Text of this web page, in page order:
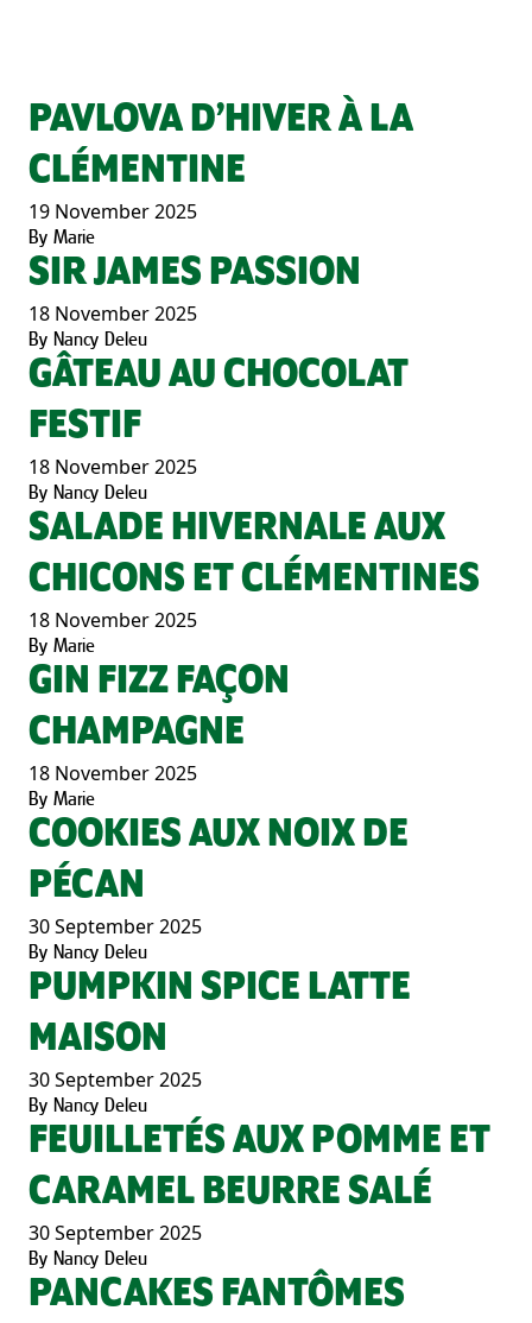
PAVLOVA D’HIVER À LA
CLÉMENTINE
19 November 2025
By Marie
SIR JAMES PASSION
18 November 2025
By Nancy Deleu
GÂTEAU AU CHOCOLAT
FESTIF
18 November 2025
By Nancy Deleu
SALADE HIVERNALE AUX
CHICONS ET CLÉMENTINES
18 November 2025
By Marie
GIN FIZZ FAÇON
CHAMPAGNE
18 November 2025
By Marie
COOKIES AUX NOIX DE
PÉCAN
30 September 2025
By Nancy Deleu
PUMPKIN SPICE LATTE
MAISON
30 September 2025
By Nancy Deleu
FEUILLETÉS AUX POMME ET
CARAMEL BEURRE SALÉ
30 September 2025
By Nancy Deleu
PANCAKES FANTÔMES